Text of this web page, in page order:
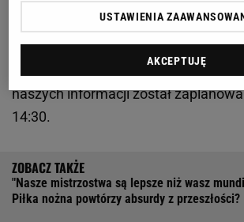
wcześniej przekonywał, że chciałby,
na stadion specjalnym pociągiem,
Fani mają jednak nadzieję na
naszych informacji został
14:30.
"Nasze mistrzostwa są lepsze niż wasz
Piłka nożna powtórzy absurdy z przeszłości?
USTAWIENIA
AKCEPTUJĘ